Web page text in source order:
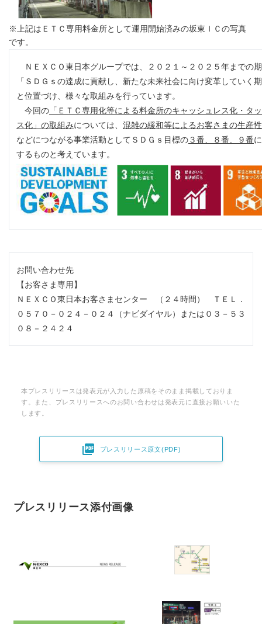
※上記はＥＴＣ専用料金所として運用開始済みの坂東ＩＣの写真
です。
ＮＥＸＣＯ東日本グループでは、２０２１～２０２５年までの
「ＳＤＧｓの達成に貢献し、新たな未来社会に向け変革していく
と位置づけ、様々な取組みを行っています。
今回の 「ＥＴＣ専用化等による料金所のキャッシュレス化・タ
ス化」の取組みについては、 混雑の緩和等によるお客さまの生産
などにつながる事業活動としてＳＤＧｓ目標の３番、８番、９番
するものと考えています。
お問い合わせ先
【お客さま専用】
ＮＥＸＣＯ東日本お客さまセンター （２４時間） ＴＥＬ．
０５７０－０２４－０２４（ナビダイヤル）または０３－５３
０８－２４２４
本プレスリリースは発表元が入力した原稿をそのまま掲載しておりま
す。また、プレスリリースへのお問い合わせは発表元に直接お願いいた
します。
 プレスリリース原文(PDF)
プレスリリース添付画像